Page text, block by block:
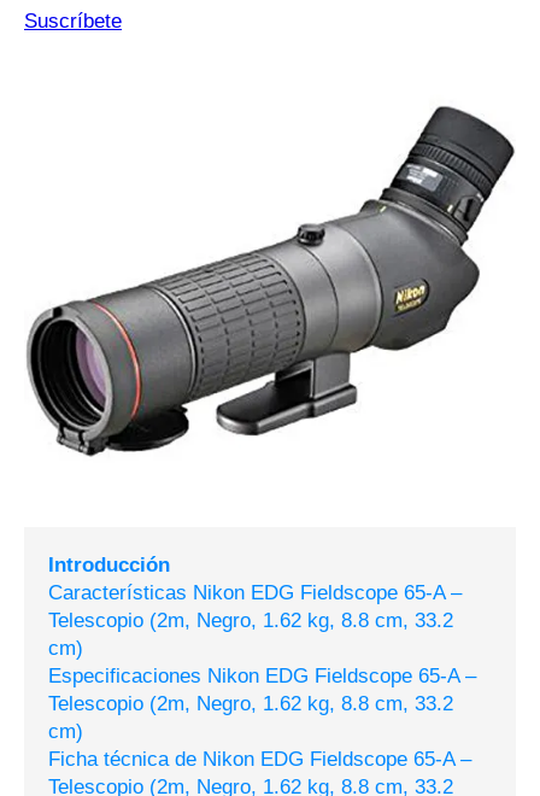
Suscríbete
Introducción
Características Nikon EDG Fieldscope 65-A –
Telescopio (2m, Negro, 1.62 kg, 8.8 cm, 33.2
cm)
Especificaciones Nikon EDG Fieldscope 65-A –
Telescopio (2m, Negro, 1.62 kg, 8.8 cm, 33.2
cm)
Ficha técnica de Nikon EDG Fieldscope 65-A –
Telescopio (2m, Negro, 1.62 kg, 8.8 cm, 33.2